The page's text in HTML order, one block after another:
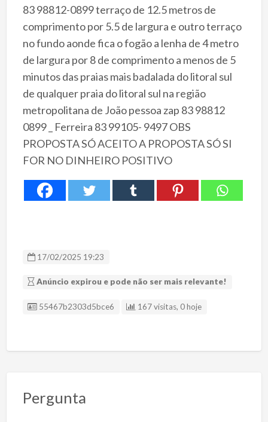
83 98812-0899terraço de 12.5 metros de
comprimento por 5.5 de largura e outro terraço
no fundo aonde fica o fogão a lenha de 4 metro
de largura por 8 de comprimento a menos de 5
minutos das praias mais badalada do litoral sul
de qualquer praia do litoral sul na região
metropolitana de João pessoa zap 83 98812
0899_ Ferreira 83 99105- 9497 OBS
PROPOSTA SÓ ACEITO A PROPOSTA SÓ SI
FOR NO DINHEIRO POSITIVO
17/02/2025 19:23
Anúncio expirou e pode não ser mais relevante!
ID Anúncio
55467b2303d5bce6 167 visitas, 0 hoje
Pergunta